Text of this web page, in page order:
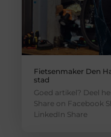
Fietsenmaker Den
stad
Goed artikel? Deel
Share on Facebook
LinkedIn Share